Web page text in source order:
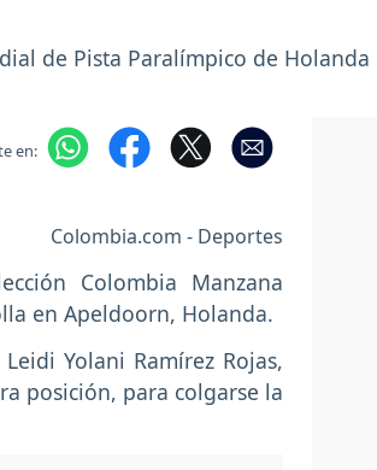
de Pista Paralímpico de Holanda
en:
Colombia.com - Deportes
Colombia Manzana
en Apeldoorn, Holanda.
Yolani Ramírez Rojas,
posición, para colgarse la